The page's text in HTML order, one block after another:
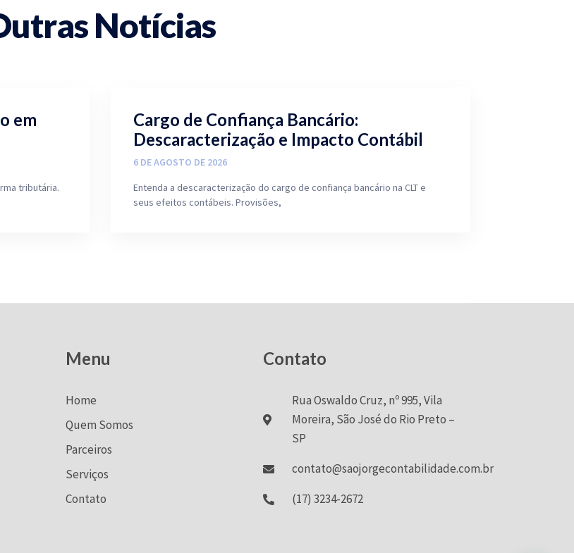
Notícias
em
tributária.
Cargo de Confiança Bancário:
Descaracterização e Impacto Contábil
6 DE AGOSTO DE 2026
Entenda a descaracterização do cargo de confiança bancário na CLT e
seus efeitos contábeis. Provisões,
Menu
Home
Quem Somos
Parceiros
Serviços
Contato
Contato
Rua Oswaldo Cruz, nº 995, Vila
Moreira, São José do Rio Preto –
SP
contato@saojorgecontabilidade.com.br
(17) 3234-2672